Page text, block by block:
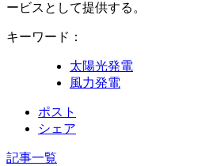
ービスとして提供する。
キーワード：
太陽光発電
風力発電
ポスト
シェア
記事一覧